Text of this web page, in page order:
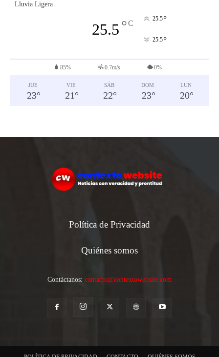
Lluvia Ligera
25.5°C
25.5°
25.5°
85% 0.7m/s 0%
JUE
23°
VIE
21 °
SÁB
22°
DOM
23°
LUN
20°
Política de Privacidad
Quiénes somos
Contáctanos: contacto@contextowebsite.com